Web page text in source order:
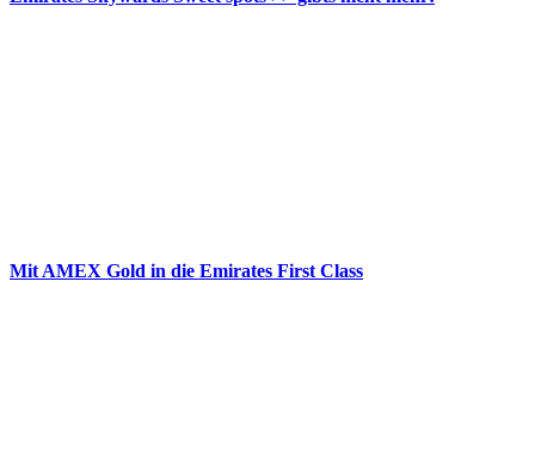
Mit AMEX Gold in die Emirates First Class